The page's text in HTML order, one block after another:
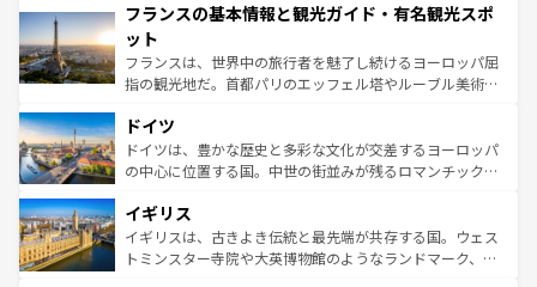
ませてくれるイタリアで、忘れられない旅をしてみよう！
なお、新着のイタリア情報は
しい。
文化が根付くこの国では、情熱的なフラメンコ、熱気あふ
れる闘牛、そして美味しいタパスが生活の一部となってい
る。首都マドリードの洗練された雰囲気や、バルセロナの
アートに溢れた街角から、地方では古代ローマ遺跡や中世
せる。地方によって風土や気候が異なるスペインはその個
性で訪れる人を魅了する。 なお、新着のスペイン情報は コ
ンテンツ一覧を参照してほしい。
フランスの基本情報と観光ガイド・有名観光スポ
ット
フランスは、世界中の旅行者を魅了し続けるヨーロッパ屈
指の観光地だ。首都パリのエッフェル塔やルーブル美術館
で、幅広い魅力が詰まっている。華麗な宮殿、歴史的な大
聖堂、美しいビーチ、そして豊かな自然が、訪れる者を心
から魅了する。また、フランスは美食の国としても知ら
いる。シャンパンの発祥地であるランス、プロヴァンスの
香り高いラベンダー畑など、多彩な楽しみ方が可能だ。さ
らに、パリ以外の地域にも魅力が溢れており、どの街角に
ドイツ
ドイツは、豊かな歴史と多彩な文化が交差するヨーロッパ
の中心に位置する国。中世の街並みが残るロマンチック街
顔を持つこの国は、どこを歩いても飽きることがない。ベ
ルリンの文化的活気、バイエルン州のアルプスの絶景、そ
してライン川沿いのワイン畑といった風景は必見。ビール
イギリス
イギリスは、古きよき伝統と最先端が共存する国。ウェス
トミンスター寺院や大英博物館のようなランドマーク、歴